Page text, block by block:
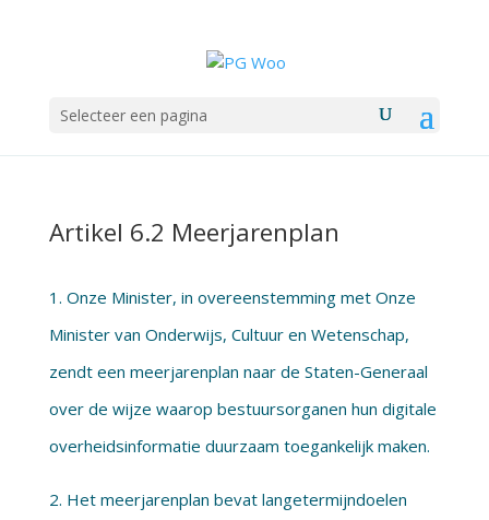
Selecteer een pagina
Artikel 6.2 Meerjarenplan
1. Onze Minister, in overeenstemming met Onze
Minister van Onderwijs, Cultuur en Wetenschap,
zendt een meerjarenplan naar de Staten-Generaal
over de wijze waarop bestuursorganen hun digitale
overheidsinformatie duurzaam toegankelijk maken.
2. Het meerjarenplan bevat langetermijndoelen